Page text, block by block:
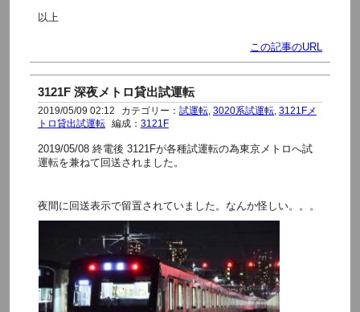
以上
この記事のURL
3121F 深夜メトロ貸出試運転
2019/05/09 02:12 カテゴリー： 試運転, 3020系試運転, 3121Fメ
トロ貸出試運転
編成： 3121F
2019/05/08 終電後 3121Fが各種試運転の為東京メトロへ試
運転を兼ねて回送されました。
夜間に回送表示で留置されていました。なんか怪しい。。。